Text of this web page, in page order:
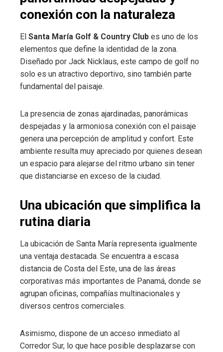
conexión con la naturaleza
El Santa María Golf & Country Club es uno de los
elementos que define la identidad de la zona.
Diseñado por Jack Nicklaus, este campo de golf no
solo es un atractivo deportivo, sino también parte
fundamental del paisaje.
La presencia de zonas ajardinadas, panorámicas
despejadas y la armoniosa conexión con el paisaje
genera una percepción de amplitud y confort. Este
ambiente resulta muy apreciado por quienes desean
un espacio para alejarse del ritmo urbano sin tener
que distanciarse en exceso de la ciudad.
Una ubicación que simplifica la
rutina diaria
La ubicación de Santa María representa igualmente
una ventaja destacada. Se encuentra a escasa
distancia de Costa del Este, una de las áreas
corporativas más importantes de Panamá, donde se
agrupan oficinas, compañías multinacionales y
diversos centros comerciales.
Asimismo, dispone de un acceso inmediato al
Corredor Sur, lo que hace posible desplazarse con